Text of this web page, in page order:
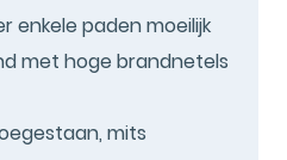
enkele paden moeilijk
met hoge brandnetels
mits